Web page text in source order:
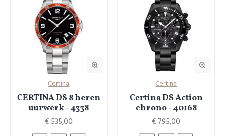
Certina
CERTINA DS 8 heren
uurwerk - 4338
€ 535,00
Certina
Certina DS Action
chrono - 40168
€ 795,00